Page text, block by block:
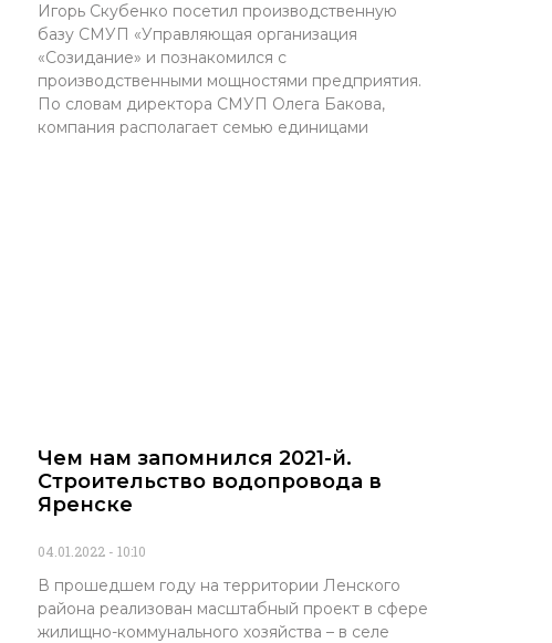
Игорь Скубенко посетил производственную
базу СМУП «Управляющая организация
«Созидание» и познакомился с
производственными мощностями предприятия.
По словам директора СМУП Олега Бакова,
компания располагает семью единицами
Чем нам запомнился 2021-й.
Строительство водопровода в
Яренске
04.01.2022 10:10
В прошедшем году на территории Ленского
района реализован масштабный проект в сфере
жилищно-коммунального хозяйства – в селе